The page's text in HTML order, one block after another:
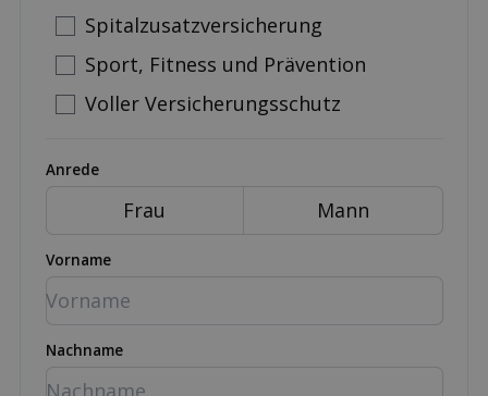
Spitalzusatzversicherung
Sport, Fitness und Prävention
Voller Versicherungsschutz
Anrede
Frau Mann
Vorname
Nachname